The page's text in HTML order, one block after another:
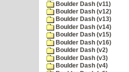
Boulder Dash (v11)
Boulder Dash (v12)
Boulder Dash (v13)
Boulder Dash (v14)
Boulder Dash (v15)
Boulder Dash (v16)
Boulder Dash (v2)
Boulder Dash (v3)
Boulder Dash (v4)